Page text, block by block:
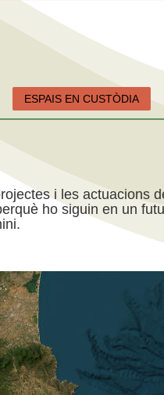
ESPAIS EN CUSTÒDIA
i les actuacions
ho siguin en un